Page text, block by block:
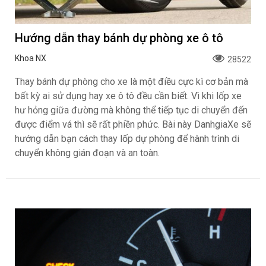
Hướng dẫn thay bánh dự phòng xe ô tô
Khoa NX 28522
Thay bánh dự phòng cho xe là một điều cực kì cơ bản mà
bất kỳ ai sử dụng hay xe ô tô đều cần biết. Vì khi lốp xe
hư hỏng giữa đường mà không thể tiếp tục di chuyển đến
được điểm vá thì sẽ rất phiền phức. Bài này DanhgiaXe sẽ
hướng dẫn bạn cách thay lốp dự phòng để hành trình di
chuyển không gián đoạn và an toàn.